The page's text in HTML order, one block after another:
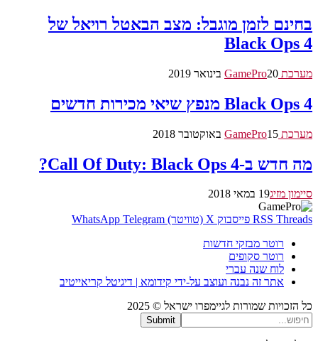
בחינם לזמן מוגבל: מצב הבאטל רויאל של
Black Ops 4
מערכת GamePro 20 בינואר 2019
Black Ops 4 מנפץ שיאי מכירות חדשים
מערכת GamePro 15 באוקטובר 2018
מה חדש ב-Call Of Duty: Black Ops 4?
סיימון מזיג19 במאי 2018
RSS Threads פייסבוק X (טוויטר) WhatsApp Telegram
רוטר מבזקי חדשות
רוטר סקופים
לוח שנה עברי
אתר זה נבנה ועוצב על-ידי קידומא | דיגיטל קריאייטיב
כל הזכויות שמורות לגיימפרו ישראל © 2025
Submit